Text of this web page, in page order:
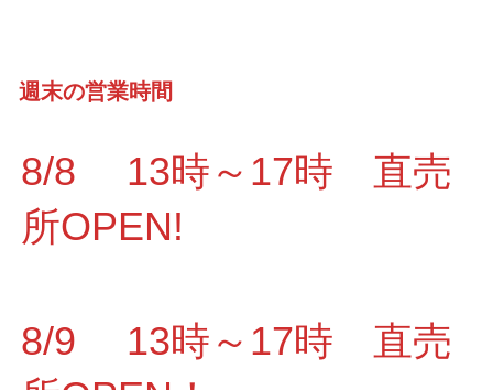
週末の営業時間
8/8 13時～17時 直売
所OPEN!
8/9 13時～17時 直売